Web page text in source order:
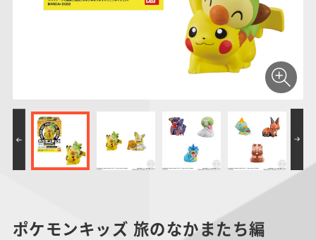
PROJECT R.E.D.・
スーパー戦隊シリー
サンリオキャラクタ
ーズ
つりグミ
ポケモンキッズ 旅のなかまたち編